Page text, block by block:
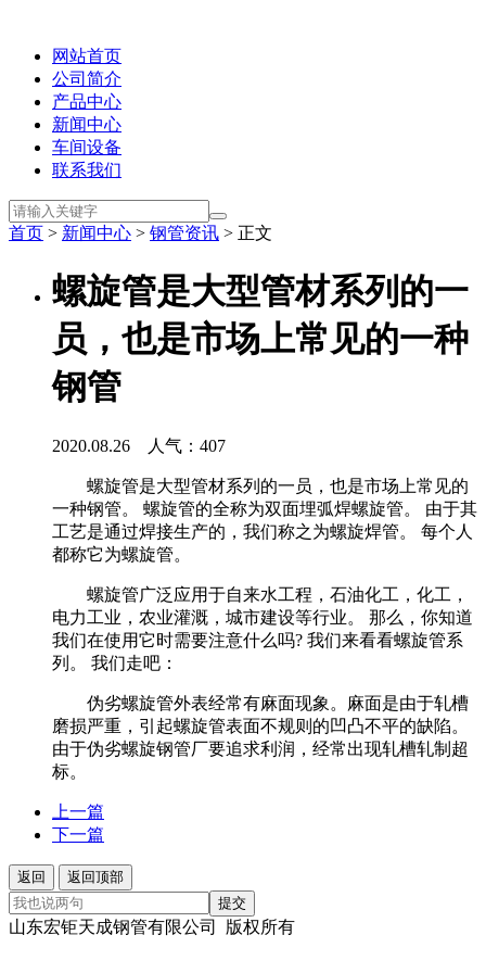
网站首页
公司简介
产品中心
新闻中心
车间设备
联系我们
首页 > 新闻中心 > 钢管资讯 > 正文
螺旋管是大型管材系列的一
员，也是市场上常见的一种
钢管
2020.08.26 人气： 407
螺旋管是大型管材系列的一员，也是市场上常见的
一种钢管。 螺旋管的全称为双面埋弧焊螺旋管。 由于其
工艺是通过焊接生产的，我们称之为螺旋焊管。 每个人
都称它为螺旋管。
螺旋管广泛应用于自来水工程，石油化工，化工，
电力工业，农业灌溉，城市建设等行业。 那么，你知道
我们在使用它时需要注意什么吗? 我们来看看螺旋管系
列。 我们走吧：
伪劣螺旋管外表经常有麻面现象。麻面是由于轧槽
磨损严重，引起螺旋管表面不规则的凹凸不平的缺陷。
由于伪劣螺旋钢管厂要追求利润，经常出现轧槽轧制超
标。
上一篇
下一篇
返回
返回顶部
提交
山东宏钜天成钢管有限公司 版权所有